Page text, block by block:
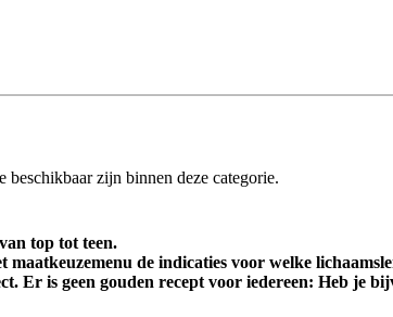
zijn binnen deze categorie.
top tot teen.
de indicaties voor welke
Er is geen gouden recept voor iedereen: Heb je